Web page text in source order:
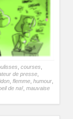
, courses,
de presse,
, flemme, humour,
de na!, mauvaise